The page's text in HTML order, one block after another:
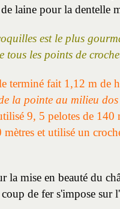
de laine pour la dentelle
est le plus
tous les points de
terminé fait 1,12 m de
la pointe au milieu
9, 5 pelotes de 140
mètres et utilisé un
la mise en beauté du
de fer s'impose sur